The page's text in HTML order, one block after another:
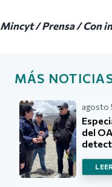
Mincyt / Prensa / Con
MÁS
agosto
del